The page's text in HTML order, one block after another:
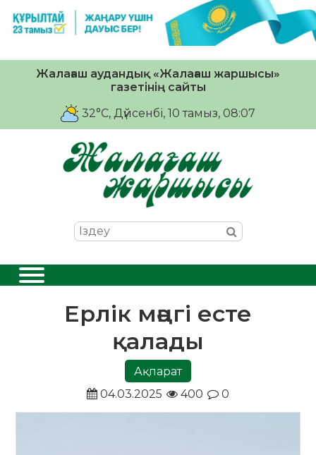
Жалағаш аудандық «Жалағаш жаршысы»
газетінің сайты
32°C, Дүйсенбі, 10 тамыз, 08:07
Ерлік мәңгі есте
қалады
Ақпарат
04.03.2025
400 0